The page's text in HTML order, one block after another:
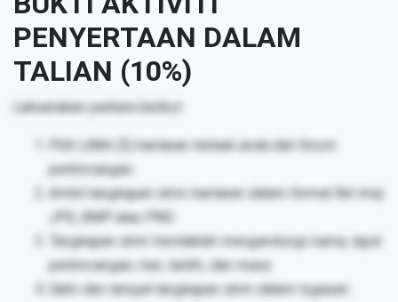
PENYERTAAN DALAM
TALIAN (10%)
Laksanakan perkara berikut:
Pilih LIMA (5) hantaran terbaik anda dari forum
perbincangan.
Ambil tangkapan skrin hantaran dalam format fail imej
JPG, BMP atau PNG.
Tangkapan skrin hendaklah mengandungi nama, tajuk
perbincangan, hari, tarikh, dan masa.
Salin dan tampal tangkapan skrin dalam tugasan.